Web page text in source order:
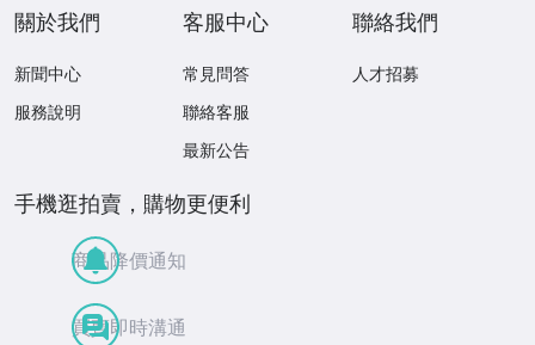
關於我們
新聞中心
服務說明
客服中心
常見問答
聯絡客服
最新公告
聯絡我們
人才招募
手機逛拍賣，購物更便利
商品降價通知
買賣即時溝通